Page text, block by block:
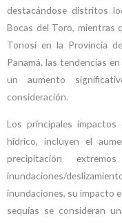
destacándose distritos
Bocas del Toro, mientras
Tonosí en la Provincia
Panamá, las tendencias
un aumento
consideración.
Los principales
hídrico, incluyen el
precipitación
inundaciones/
inundaciones, su impacto
sequías se consideran